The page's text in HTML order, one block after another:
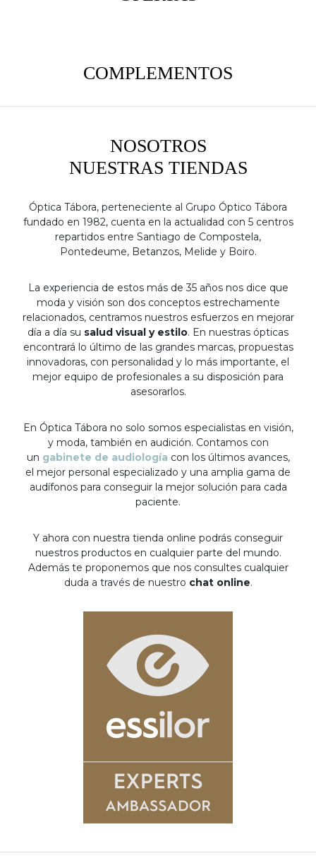
COMPLEMENTOS
NOSOTROS
NUESTRAS TIENDAS
Óptica Tábora, perteneciente al Grupo Óptico Tábora
fundado en 1982, cuenta en la actualidad con 5 centros
repartidos entre Santiago de Compostela,
Pontedeume, Betanzos, Melide y Boiro.
La experiencia de estos más de 35 años nos dice que
moda y visión son dos conceptos estrechamente
relacionados, centramos nuestros esfuerzos en mejorar
día a día su salud visual y estilo. En nuestras ópticas
encontrará lo último de las grandes marcas, propuestas
innovadoras, con personalidad y lo más importante, el
mejor equipo de profesionales a su disposición para
asesorarlos.
En Óptica Tábora no solo somos especialistas en visión,
y moda, también en audición. Contamos con
un gabinete de audiología con los últimos avances,
el mejor personal especializado y una amplia gama de
audífonos para conseguir la mejor solución para cada
paciente.
Y ahora con nuestra tienda online podrás conseguir
nuestros productos en cualquier parte del mundo.
Además te proponemos que nos consultes cualquier
duda a través de nuestro chat online.